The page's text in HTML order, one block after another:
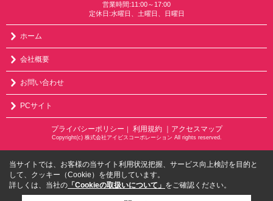
営業時間:11:00～17:00
定休日:水曜日、土曜日、日曜日
ホーム
会社概要
お問い合わせ
PCサイト
プライバシーポリシー 利用規約 ｜アクセスマップ
Copyright(c) 株式会社アイビスコーポレーション All rights reserved.
当サイトでは、お客様の当サイト利用状況把握、サービス向上検討を目的と
して、クッキー（Cookie）を使用しています。
詳しくは、当社の 「Cookieの取扱いについて」 をご確認ください。